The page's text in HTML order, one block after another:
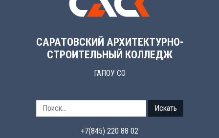
САРАТОВСКИЙ АРХИТЕКТУРНО-
СТРОИТЕЛЬНЫЙ КОЛЛЕДЖ
ГАПОУ СО
Искать
+7(845) 220 88 02